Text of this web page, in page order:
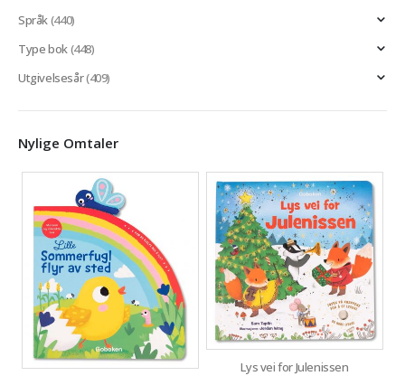
Språk(440)
Type bok(448)
Utgivelsesår(409)
Nylige Omtaler
Lys vei for Julenissen